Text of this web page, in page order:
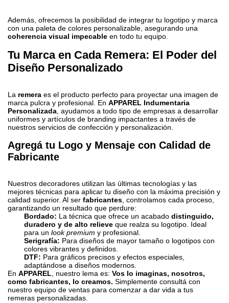
Además, ofrecemos la posibilidad de integrar tu logotipo y marca
con una paleta de colores personalizable, asegurando una
coherencia visual impecable en todo tu equipo.
Tu Marca en Cada Remera: El Poder del
Diseño Personalizado
La remera es el producto perfecto para proyectar una imagen de
marca pulcra y profesional. En APPAREL Indumentaria
Personalizada, ayudamos a todo tipo de empresas a desarrollar
uniformes y artículos de branding impactantes a través de
nuestros servicios de confección y personalización.
Agregá tu Logo y Mensaje con Calidad de
Fabricante
Nuestros decoradores utilizan las últimas tecnologías y las
mejores técnicas para aplicar tu diseño con la máxima precisión y
calidad superior. Al ser fabricantes, controlamos cada proceso,
garantizando un resultado que perdure:
Bordado: La técnica que ofrece un acabado distinguido,
duradero y de alto relieve que realza su logotipo. Ideal
para un look premium y profesional.
Serigrafía: Para diseños de mayor tamaño o logotipos con
colores vibrantes y definidos.
DTF: Para gráficos precisos y efectos especiales,
adaptándose a diseños modernos.
En APPAREL, nuestro lema es: Vos lo imaginas, nosotros,
como fabricantes, lo creamos. Simplemente consultá con
nuestro equipo de ventas para comenzar a dar vida a tus
remeras personalizadas.